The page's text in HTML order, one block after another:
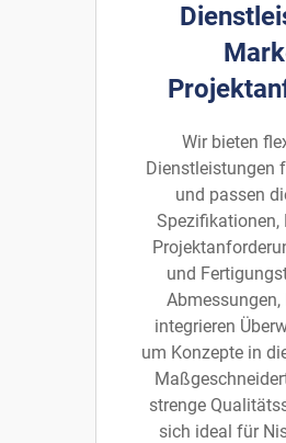
Wir bieten
Dienstleistungen
und passen
und
integrieren
um Konzepte in
strenge
sich ideal für